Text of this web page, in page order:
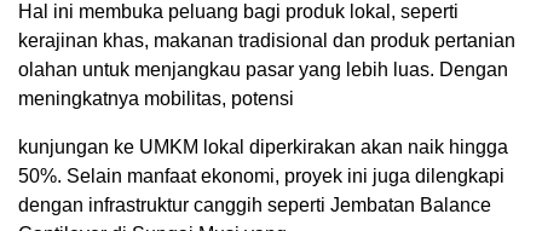
Hal ini membuka peluang bagi produk lokal, seperti
kerajinan khas, makanan tradisional dan produk pertanian
olahan untuk menjangkau pasar yang lebih luas. Dengan
meningkatnya mobilitas, potensi
kunjungan ke UMKM lokal diperkirakan akan naik hingga
50%. Selain manfaat ekonomi, proyek ini juga dilengkapi
dengan infrastruktur canggih seperti Jembatan Balance